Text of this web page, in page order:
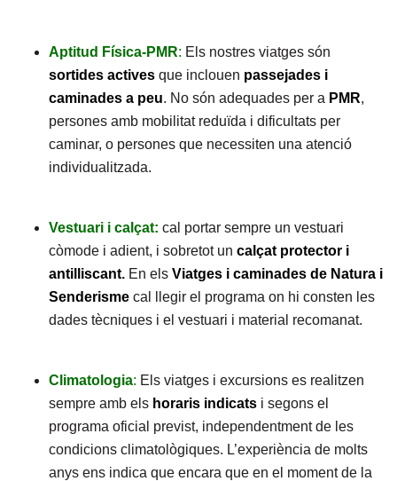
Aptitud Física-PMR: Els nostres viatges són
sortides actives que inclouen passejades i
caminades a peu. No són adequades per a PMR,
persones amb mobilitat reduïda i dificultats per
caminar, o persones que necessiten una atenció
individualitzada.
Vestuari i calçat: cal portar sempre un vestuari
còmode i adient, i sobretot un calçat protector i
antilliscant. En els Viatges i caminades de Natura i
Senderisme cal llegir el programa on hi consten les
dades tècniques i el vestuari i material recomanat.
Climatologia: Els viatges i excursions es realitzen
sempre amb els horaris indicats i segons el
programa oficial previst, independentment de les
condicions climatològiques. L’experiència de molts
anys ens indica que encara que en el moment de la